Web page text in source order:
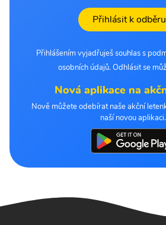
Přihlásit k odběru
Přihlášením vyjadřuješ souhlas s
osobních údajů. Odhlásit se
Nová aplikace na
Nově můžete odebírat naše akční
naší novou aplikaci.